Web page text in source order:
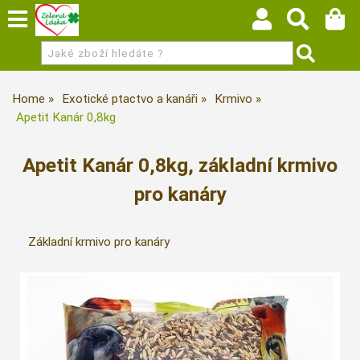
Home Exotické ptactvo a kanáři
Krmivo
Apetit Kanár 0,8kg
Apetit Kanár 0,8kg, základní krmivo
pro kanáry
Základní krmivo pro kanáry